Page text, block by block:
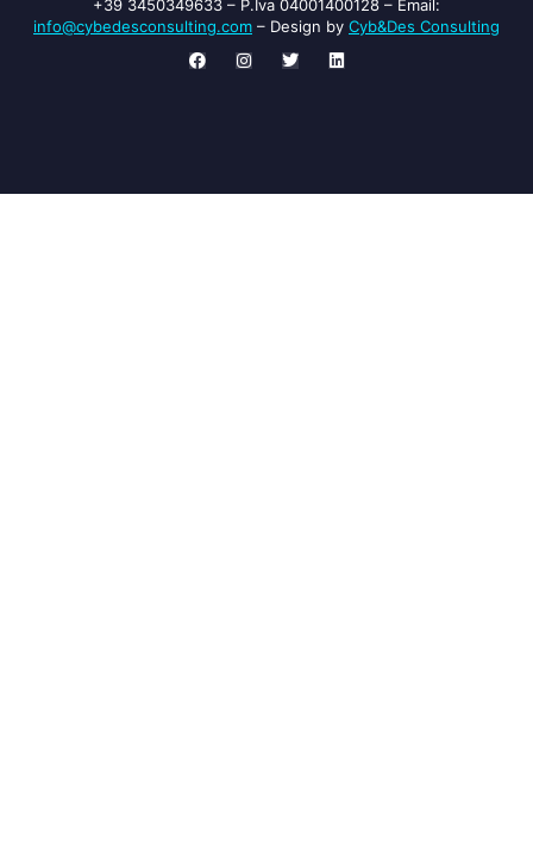
+39 3450349633 – P.Iva 04001400128 – Email:
info@cybedesconsulting.com ​ – Design by Cyb&Des Consulting